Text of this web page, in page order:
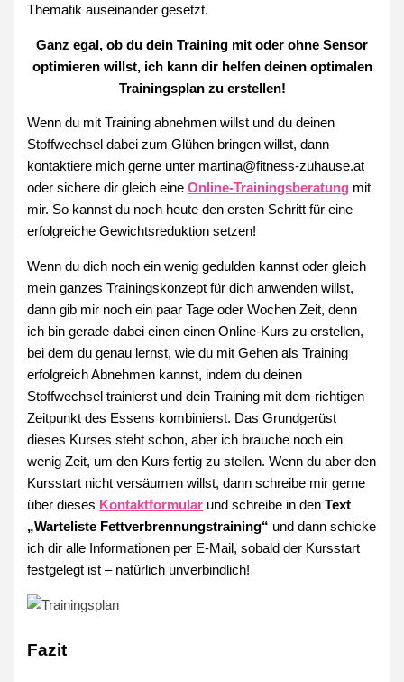
Thematik auseinander gesetzt.
Ganz egal, ob du dein Training mit oder ohne Sensor
optimieren willst, ich kann dir helfen deinen optimalen
Trainingsplan zu erstellen!
Wenn du mit Training abnehmen willst und du deinen
Stoffwechsel dabei zum Glühen bringen willst, dann
kontaktiere mich gerne unter martina@fitness-zuhause.at
oder sichere dir gleich eine Online-Trainingsberatung mit
mir. So kannst du noch heute den ersten Schritt für eine
erfolgreiche Gewichtsreduktion setzen!
Wenn du dich noch ein wenig gedulden kannst oder gleich
mein ganzes Trainingskonzept für dich anwenden willst,
dann gib mir noch ein paar Tage oder Wochen Zeit, denn
ich bin gerade dabei einen einen Online-Kurs zu erstellen,
bei dem du genau lernst, wie du mit Gehen als Training
erfolgreich Abnehmen kannst, indem du deinen
Stoffwechsel trainierst und dein Training mit dem richtigen
Zeitpunkt des Essens kombinierst. Das Grundgerüst
dieses Kurses steht schon, aber ich brauche noch ein
wenig Zeit, um den Kurs fertig zu stellen. Wenn du aber den
Kursstart nicht versäumen willst, dann schreibe mir gerne
über dieses Kontaktformular und schreibe in denText
„Warteliste Fettverbrennungstraining“ und dann schicke
ich dir alle Informationen per E-Mail, sobald der Kursstart
festgelegt ist – natürlich unverbindlich!
Fazit